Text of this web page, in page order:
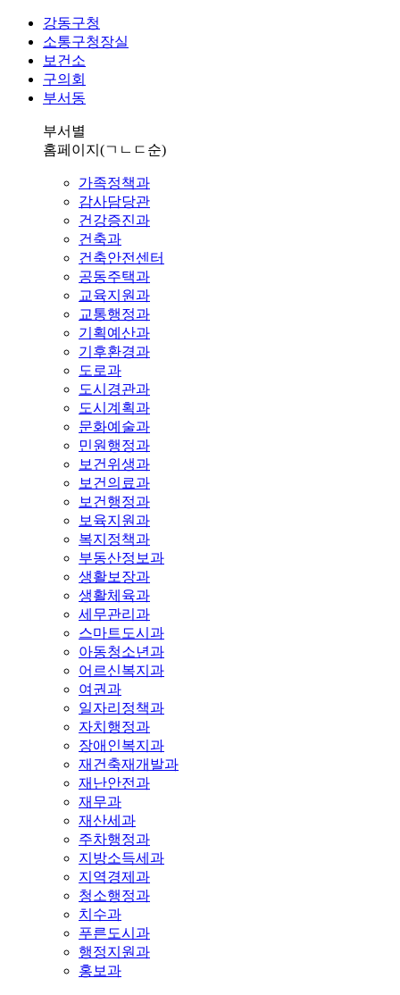
강동구청
소통구청장실
보건소
구의회
부서동
부서별
홈페이지 (ㄱㄴㄷ순)
가족정책과
감사담당관
건강증진과
건축과
건축안전센터
공동주택과
교육지원과
교통행정과
기획예산과
기후환경과
도로과
도시경관과
도시계획과
문화예술과
민원행정과
보건위생과
보건의료과
보건행정과
보육지원과
복지정책과
부동산정보과
생활보장과
생활체육과
세무관리과
스마트도시과
아동청소년과
어르신복지과
여권과
일자리정책과
자치행정과
장애인복지과
재건축재개발과
재난안전과
재무과
재산세과
주차행정과
지방소득세과
지역경제과
청소행정과
치수과
푸른도시과
행정지원과
홍보과